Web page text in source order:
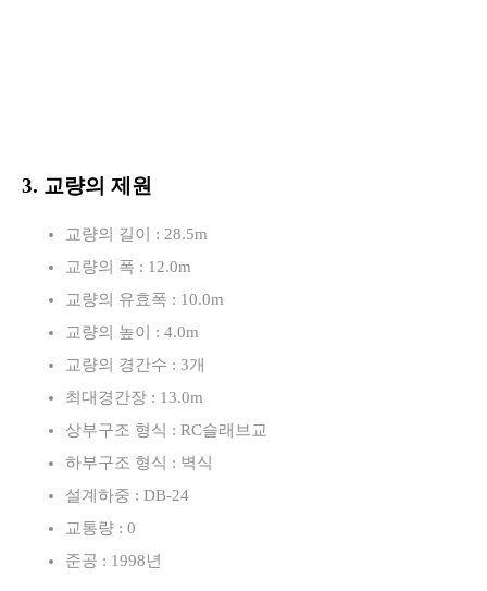
3. 교량의 제원
교량의 길이 : 28.5m
교량의 폭 : 12.0m
교량의 유효폭 : 10.0m
교량의 높이 : 4.0m
교량의 경간수 : 3개
최대경간장 : 13.0m
상부구조 형식 : RC슬래브교
하부구조 형식 : 벽식
설계하중 : DB-24
교통량 : 0
준공 : 1998년